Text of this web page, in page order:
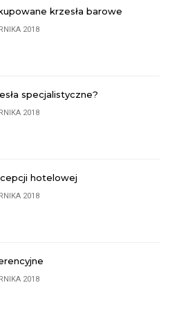
krzesła barowe
2018
specjalistyczne?
2018
hotelowej
2018
2018